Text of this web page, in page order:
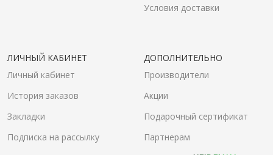
Условия доставки
ЛИЧНЫЙ КАБИНЕТ
Личный кабинет
История заказов
Закладки
Подписка на рассылку
ДОПОЛНИТЕЛЬНО
Производители
Акции
Подарочный сертификат
Партнерам